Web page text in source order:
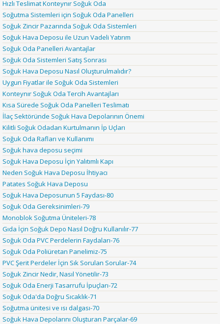
Hızlı Teslimat Konteynır Soğuk Oda
Soğutma Sistemleri için Soğuk Oda Panelleri
Soğuk Zincir Pazarında Soğuk Oda Sistemleri
Soğuk Hava Deposu ile Uzun Vadeli Yatırım
Soğuk Oda Panelleri Avantajlar
Soğuk Oda Sistemleri Satış Sonrası
Soğuk Hava Deposu Nasıl Oluşturulmalıdır?
Uygun Fiyatlar ile Soğuk Oda Sistemleri
Konteynır Soğuk Oda Tercih Avantajları
Kısa Sürede Soğuk Oda Panelleri Teslimatı
İlaç Sektöründe Soğuk Hava Depolarının Önemi
Kilitli Soğuk Odadan Kurtulmanın İp Uçları
Soğuk Oda Rafları ve Kullanımı
Soğuk hava deposu seçimi
Soğuk Hava Deposu İçin Yalıtımlı Kapı
Neden Soğuk Hava Deposu İhtiyacı
Patates Soğuk Hava Deposu
Soğuk Hava Deposunun 5 Faydası-80
Soğuk Oda Gereksinimleri-79
Monoblok Soğutma Üniteleri-78
Gıda İçin Soğuk Depo Nasıl Doğru Kullanılır-77
Soğuk Oda PVC Perdelerin Faydaları-76
Soğuk Oda Poliüretan Panelimiz-75
PVC Şerit Perdeler İçin Sık Sorulan Sorular-74
Soğuk Zincir Nedir, Nasıl Yönetilir-73
Soğuk Oda Enerji Tasarrufu İpuçları-72
Soğuk Oda'da Doğru Sıcaklık-71
Soğutma ünitesi ve ısı dalgası-70
Soğuk Hava Depolarını Oluşturan Parçalar-69